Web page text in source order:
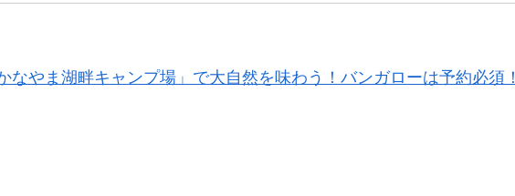
なやま湖畔キャンプ場」で大自然を味わう！バンガローは予約必須！